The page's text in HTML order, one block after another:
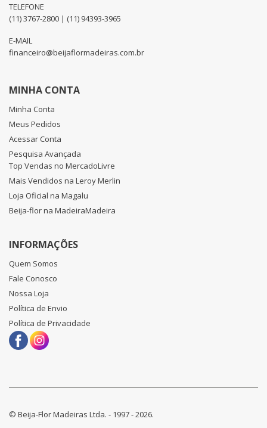
TELEFONE
(11) 3767-2800 | (11) 94393-3965
E-MAIL
financeiro@beijaflormadeiras.com.br
MINHA CONTA
Minha Conta
Meus Pedidos
Acessar Conta
Pesquisa Avançada
Top Vendas no MercadoLivre
Mais Vendidos na Leroy Merlin
Loja Oficial na Magalu
Beija-flor na MadeiraMadeira
INFORMAÇÕES
Quem Somos
Fale Conosco
Nossa Loja
Política de Envio
Política de Privacidade
© Beija-Flor Madeiras Ltda. - 1997 - 2026.